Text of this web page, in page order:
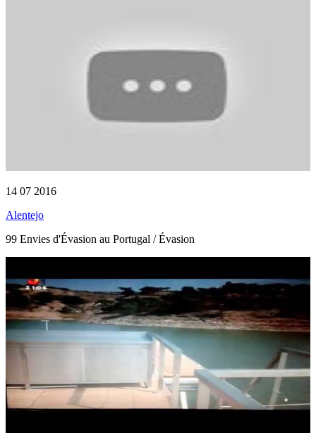
14 07 2016
Alentejo
99 Envies d'Évasion au Portugal / Évasion